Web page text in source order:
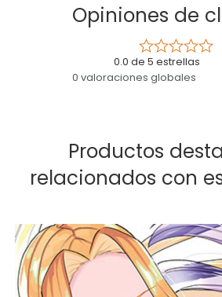
Opiniones de
0.0 de 5 estrellas
0 valoraciones globales
Productos
relacionados con